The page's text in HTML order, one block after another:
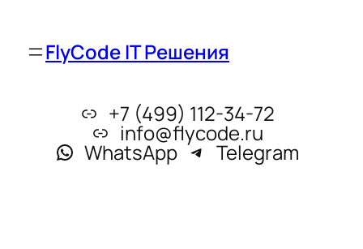
FlyCode IT Решения
+7 (499) 112-34-72
info@flycode.ru
WhatsApp Telegram